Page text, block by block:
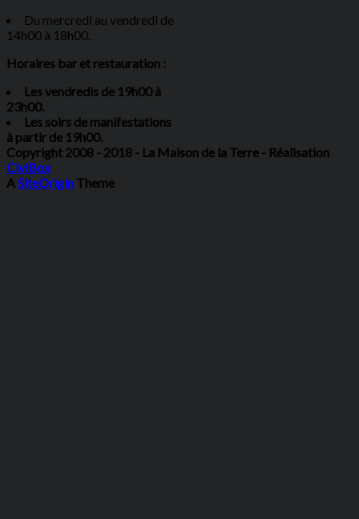
Du mercredi au vendredi de
14h00 à 18h00.
Horaires bar et restauration :
Les vendredis de 19h00 à
23h00.
Les soirs de manifestations
à partir de 19h00.
Copyright 2008 - 2018 - La Maison de la Terre - Réalisation
CiviBox
A SiteOrigin Theme